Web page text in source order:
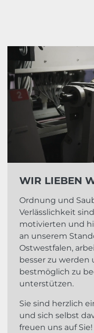
WIR LIEBEN
Ordnung und
Verlässlichkeit
motivierten und
an unserem
Ostwestfalen,
besser zu werden
bestmöglich zu
unterstützen.
Sie sind herzlich
und sich selbst
freuen uns auf Sie!